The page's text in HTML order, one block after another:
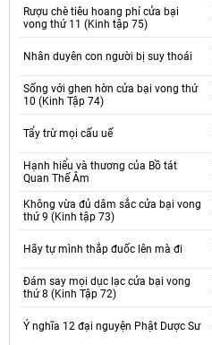
Rượu chè tiêu hoang phí cửa bại
vong thứ 11 (Kinh tập 75)
Nhân duyên con người bị suy thoái
Sống với ghen hờn cửa bại vong thứ
10 (Kinh Tập 74)
Tẩy trừ mọi cấu uế
Hạnh hiểu và thương của Bồ tát
Quan Thế Âm
Không vừa đủ dâm sắc cửa bại vong
thứ 9 (Kinh tập 73)
Hãy tự mình thắp đuốc lên mà đi
Đám say mọi dục lạc cửa bại vong
thứ 8 (Kinh Tập 72)
Ý nghĩa 12 đại nguyện Phật Dược Sư